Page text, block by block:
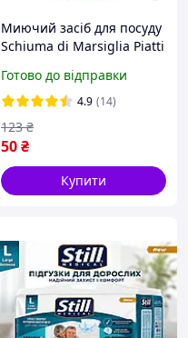
Миючий засіб для посуду
Schiuma di Marsiglia Piatti
Готово до відправки
4.9 (14)
50₴
123 ₴
Купити